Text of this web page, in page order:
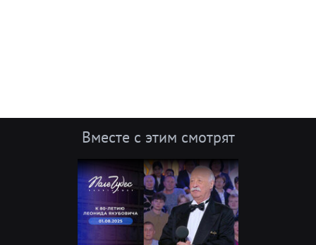
Вместе с этим смотрят